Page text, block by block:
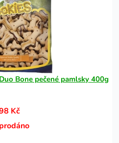
Bone pečené pamlsky 400g
Kč